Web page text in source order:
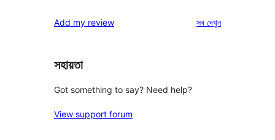
রিভিউ
স্টার
Add my review সবরিভিউ
দেখুন
সহায়তা
Got something to say? Need help?
View support forum